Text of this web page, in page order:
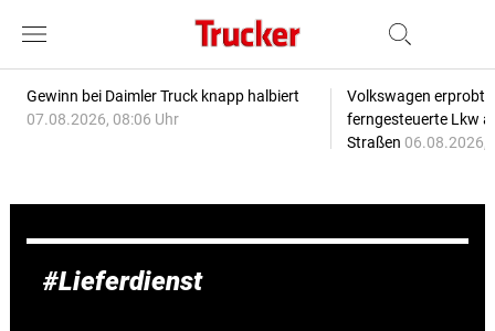
Gewinn bei Daimler Truck knapp halbiert
07.08.2026, 08:06 Uhr
Volkswagen erprobt
ferngesteuerte Lkw
Straßen 06.08.2026,
Lieferdienst